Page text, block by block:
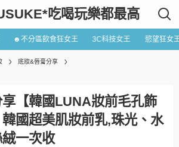
吃喝玩樂都最高
☻不分區飲食狂女王 3C科技女王 慾望狂女
底妝&唇膏分享
【韓國LUNA妝前毛孔飾
國超美肌妝前乳,珠光、水
一次收